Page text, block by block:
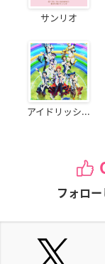
サンリオ
アイドリッシ...
フォロー